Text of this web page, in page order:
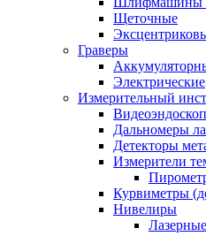
Щеточные
Граверы
Электрические
Измерительный
Дальномеры
Детекторы
Измерители
Курвиметры
Нивелиры